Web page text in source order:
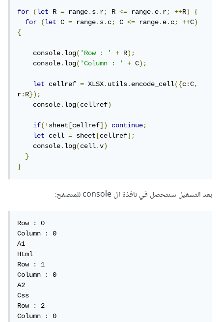
for (let R = range.s.r; R <= range.e.r; ++R)
{
for
(let C = range.s.c; C <= range.e.c; ++C)
{
    console
.log('Row : ' + R);
    console
.log('Column : ' + C);
let cellref = XLSX.utils.encode_cell({c:C,
r:R});
    console
.log(cellref)
if(!sheet [cellref]) continue;
let
cell = sheet [cellref];
    console
.log(cell.v)
}
}
بعد التشغيل سنتحصل في نافذة ال console للمتصفح:
Row : 0
Column : 0
A1
Html
Row : 1
Column : 0
A2
Css
Row : 2
Column : 0